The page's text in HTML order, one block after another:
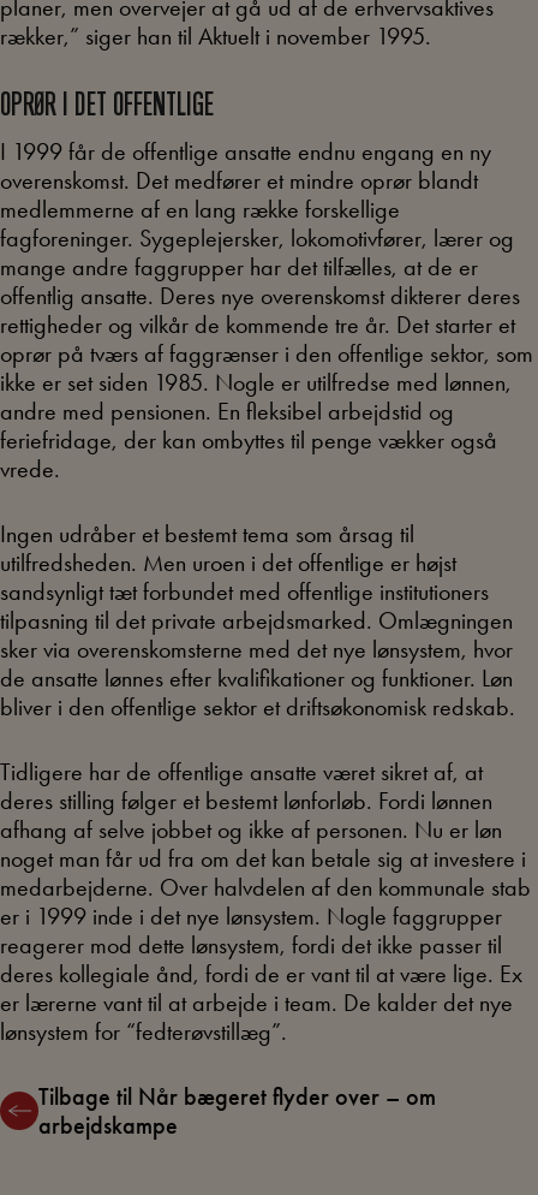
planer, men overvejer at gå ud af de erhvervsaktives
rækker,” siger han til Aktuelt i november 1995.
OPRØR I DET OFFENTLIGE
I 1999 får de offentlige ansatte endnu engang en ny
overenskomst. Det medfører et mindre oprør blandt
medlemmerne af en lang række forskellige
fagforeninger. Sygeplejersker, lokomotivfører, lærer og
mange andre faggrupper har det tilfælles, at de er
offentlig ansatte. Deres nye overenskomst dikterer deres
rettigheder og vilkår de kommende tre år. Det starter et
oprør på tværs af faggrænser i den offentlige sektor, som
ikke er set siden 1985. Nogle er utilfredse med lønnen,
andre med pensionen. En fleksibel arbejdstid og
feriefridage, der kan ombyttes til penge vækker også
vrede.
Ingen udråber et bestemt tema som årsag til
utilfredsheden. Men uroen i det offentlige er højst
sandsynligt tæt forbundet med offentlige institutioners
tilpasning til det private arbejdsmarked. Omlægningen
sker via overenskomsterne med det nye lønsystem, hvor
de ansatte lønnes efter kvalifikationer og funktioner. Løn
bliver i den offentlige sektor et driftsøkonomisk redskab.
Tidligere har de offentlige ansatte været sikret af, at
deres stilling følger et bestemt lønforløb. Fordi lønnen
afhang af selve jobbet og ikke af personen. Nu er løn
noget man får ud fra om det kan betale sig at investere i
medarbejderne. Over halvdelen af den kommunale stab
er i 1999 inde i det nye lønsystem. Nogle faggrupper
reagerer mod dette lønsystem, fordi det ikke passer til
deres kollegiale ånd, fordi de er vant til at være lige. Ex
er lærerne vant til at arbejde i team. De kalder det nye
lønsystem for “fedterøvstillæg”.
Tilbage til Når bægeret flyder over – om
arbejdskampe